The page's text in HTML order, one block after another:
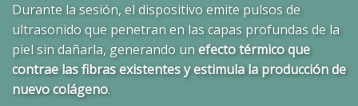
Durante la sesión, el dispositivo emite pulsos de
ultrasonido que penetran en las capas profundas de la
piel sin dañarla, generando un efecto térmico que
contrae las fibras existentes y estimula la producción de
nuevo colágeno.